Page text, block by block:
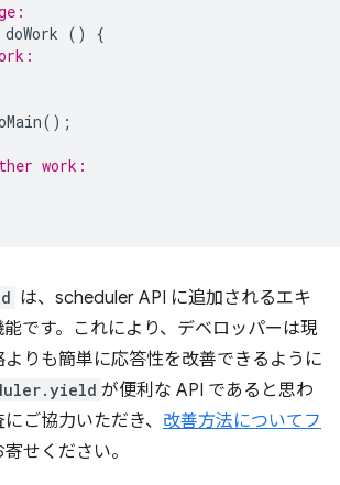
doWork ()
{
();
work:
は、scheduler API に追加されるエキ
です。これにより、デベロッパーは現
りも簡単に応答性を改善できるように
が便利な API であると思わ
ご協力いただき、 改善方法についてフ
せください。